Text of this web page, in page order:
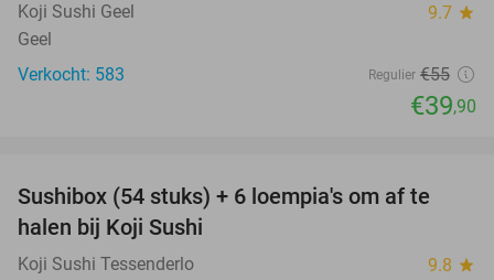
Koji Sushi Geel 9.7 star
Geel
Verkocht: 583
Regulier €55
€39,90
47%
Sushibox (54 stuks) + 6 loempia's om af te
halen bij Koji Sushi
Koji Sushi Tessenderlo 9.8 star